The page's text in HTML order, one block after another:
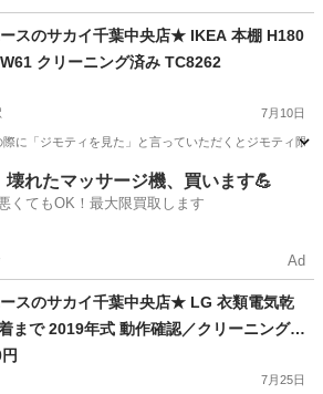
調理器具 サカイ
スのサカイ千葉中央店★ IKEA 本棚 H180
クリーニング済み TC8262
7月10日
に「ジモティを見た」と言っていただくとジモティ限
駅 収納家具 サカイ
壊れたマッサージ機、買います💪
くてもOK！最大限買取します
Ad
スのサカイ千葉中央店★ LG 衣類電気乾
まで 2019年式 動作確認／クリーニング済
7月25日